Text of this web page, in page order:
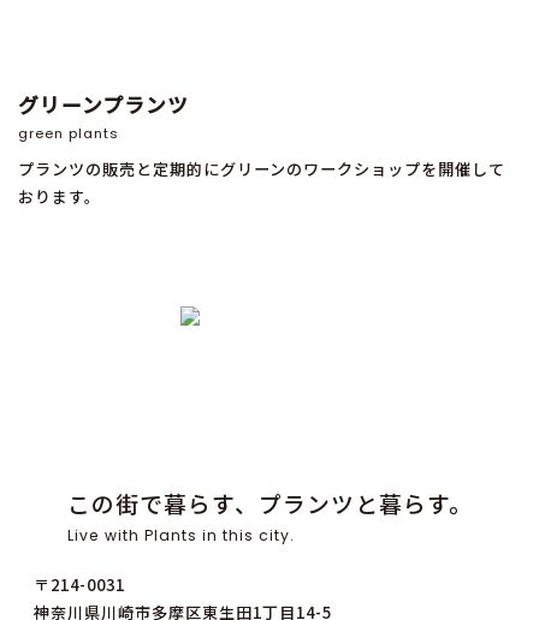
グリーンプランツ
green plants
プランツの販売と定期的にグリーンのワークショップを開催して
おります。
この街で暮らす、プランツと暮らす。
Live with Plants in this city.
〒214-0031
神奈川県川崎市多摩区東生田1丁目14-5